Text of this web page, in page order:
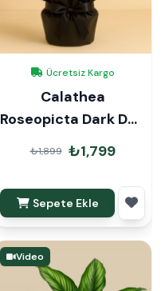
Ücretsiz Kargo
Calathea
Roseopicta Dark Dua
Çiçeği Hediye
Paketli
₺1,899 ₺1,799
Sepete Ekle
Video